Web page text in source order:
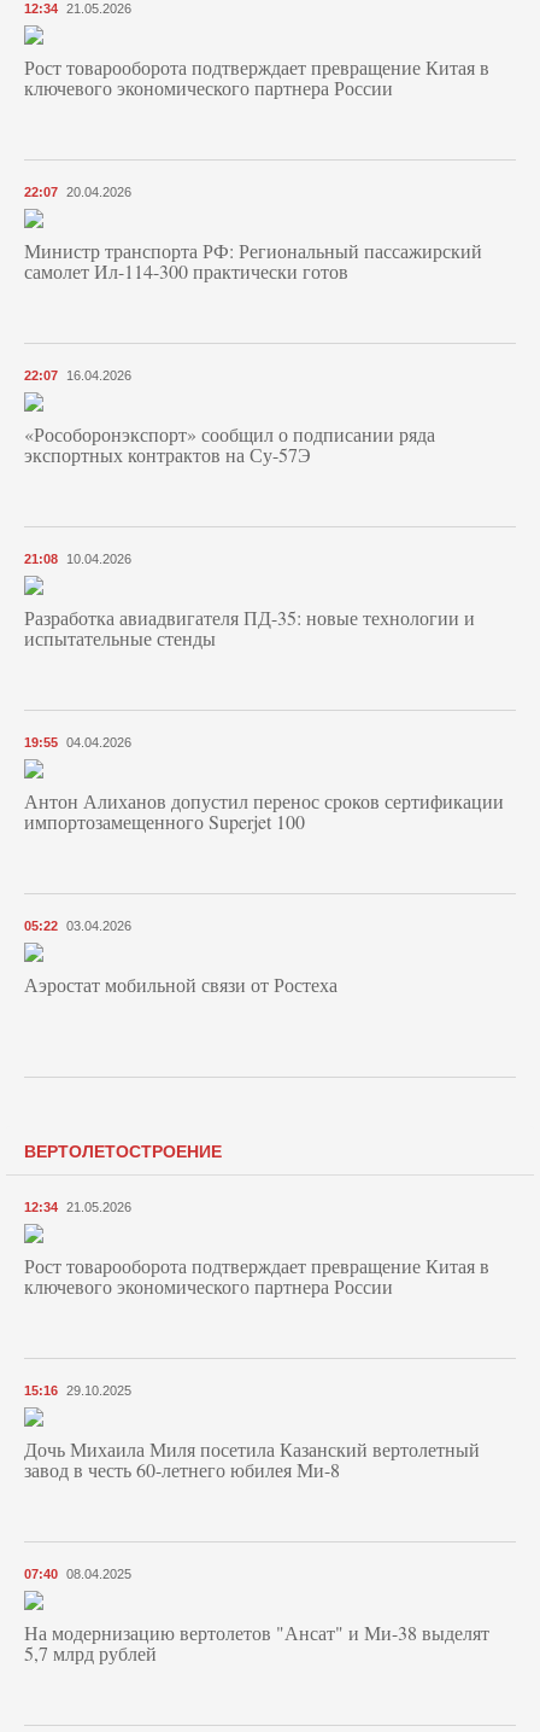
12:34 21.05.2026
Рост товарооборота подтверждает превращение Китая в
ключевого экономического партнера России
22:07 20.04.2026
Министр транспорта РФ: Региональный пассажирский
самолет Ил-114-300 практически готов
22:07 16.04.2026
«Рособоронэкспорт» сообщил о подписании ряда
экспортных контрактов на Су-57Э
21:08 10.04.2026
Разработка авиадвигателя ПД-35: новые технологии и
испытательные стенды
19:55 04.04.2026
Антон Алиханов допустил перенос сроков сертификации
импортозамещенного Superjet 100
05:22 03.04.2026
Аэростат мобильной связи от Ростеха
ВЕРТОЛЕТОСТРОЕНИЕ
12:34 21.05.2026
Рост товарооборота подтверждает превращение Китая в
ключевого экономического партнера России
15:16 29.10.2025
Дочь Михаила Миля посетила Казанский вертолетный
завод в честь 60-летнего юбилея Ми-8
07:40 08.04.2025
На модернизацию вертолетов "Ансат" и Ми-38 выделят
5,7 млрд рублей